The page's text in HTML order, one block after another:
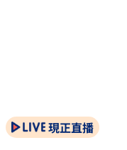
現正直播